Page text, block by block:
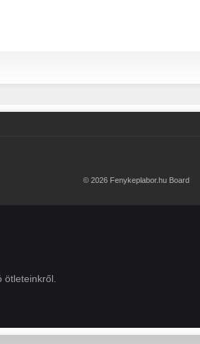
© 2026 Fenykeplabor.hu Board
ötleteinkről.